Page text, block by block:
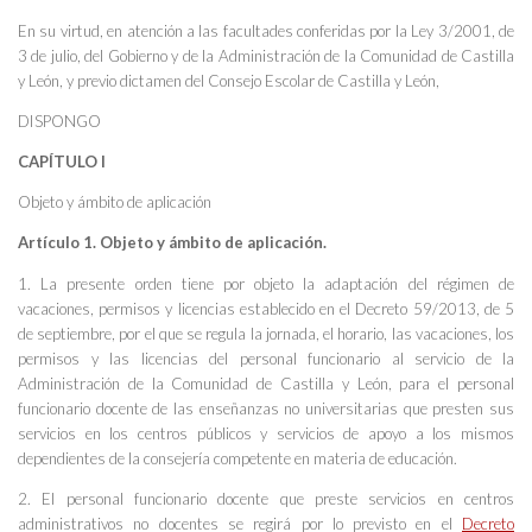
En su virtud, en atención a las facultades conferidas por la Ley 3/2001, de
3 de julio, del Gobierno y de la Administración de la Comunidad de Castilla
y León, y previo dictamen del Consejo Escolar de Castilla y León,
DISPONGO
CAPÍTULO I
Objeto y ámbito de aplicación
Artículo 1. Objeto y ámbito de aplicación.
1. La presente orden tiene por objeto la adaptación del régimen de
vacaciones, permisos y licencias establecido en el Decreto 59/2013, de 5
de septiembre, por el que se regula la jornada, el horario, las vacaciones, los
permisos y las licencias del personal funcionario al servicio de la
Administración de la Comunidad de Castilla y León, para el personal
funcionario docente de las enseñanzas no universitarias que presten sus
servicios en los centros públicos y servicios de apoyo a los mismos
dependientes de la consejería competente en materia de educación.
2. El personal funcionario docente que preste servicios en centros
administrativos no docentes se regirá por lo previsto en el Decreto